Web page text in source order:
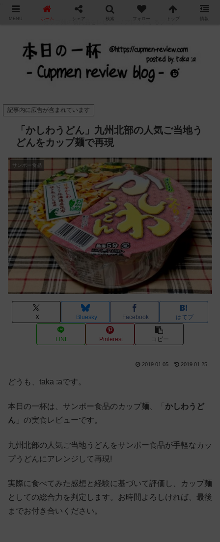
カップ麺の新商品をレビュー / アレンジするブログ
記事内に広告が含まれています
「かしわうどん」九州北部の人気ご当地う
どんをカップ麺で再現
サンポー食品
X Bluesky Facebook はてブ
LINE Pinterest コピー
2019.01.05 2019.01.25
どうも、taka :aです。
本日の一杯は、サンポー食品のカップ麺、「 かしわうど
ん 」の実食レビューです。
九州北部の人気ご当地うどんをサンポー食品が手軽なカッ
プうどんにアレンジして再現!
実際に食べてみた感想と経験に基づいて評価し、カップ麺
としての総合力を判定します。お時間よろしければ、最後
までお付き合いください。
MENU ホーム シェア 検索 フォロー トップ 情報